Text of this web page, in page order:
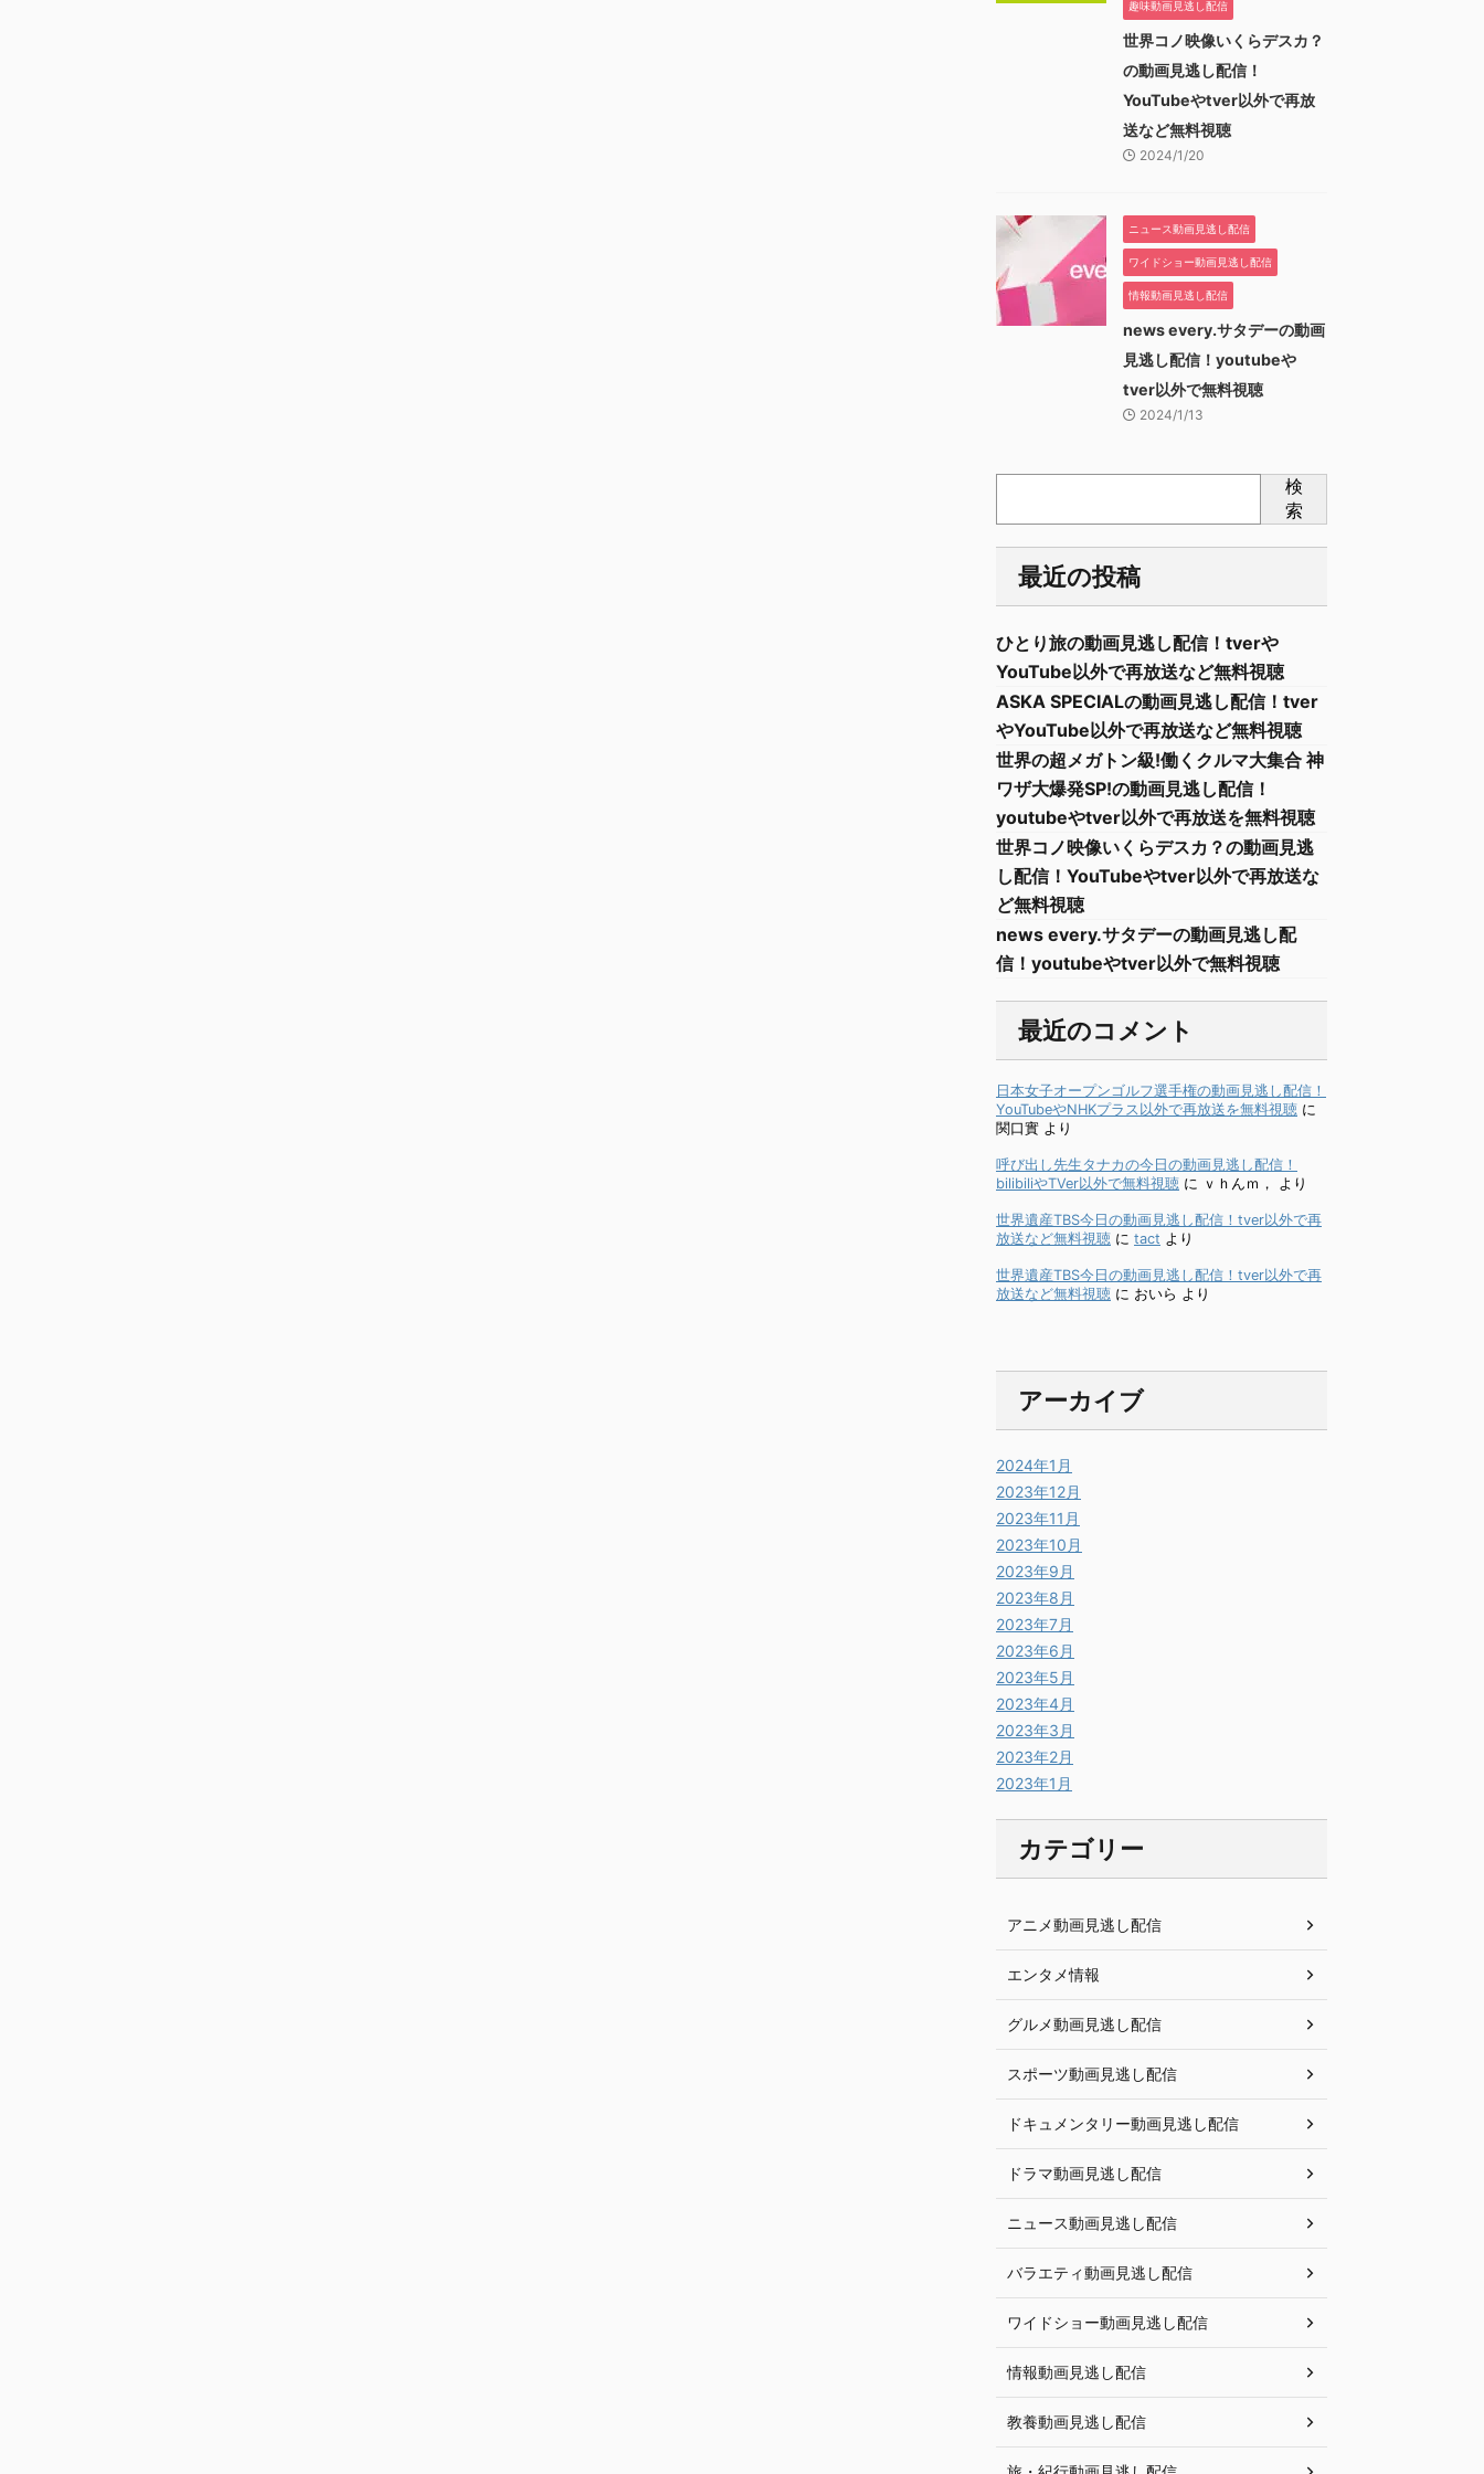
趣味動画見逃し配信
世界コノ映像いくらデスカ？
の動画見逃し配信！
YouTubeやtver以外で再放
送など無料視聴
2024/1/20
ニュース動画見逃し配信
ワイドショー動画見逃し配信
情報動画見逃し配信
news every.サタデーの動画
見逃し配信！youtubeや
tver以外で無料視聴
2024/1/13
検
索
最近の投稿
ひとり旅の動画見逃し配信！tverや
YouTube以外で再放送など無料視聴
ASKA SPECIALの動画見逃し配信！tver
やYouTube以外で再放送など無料視聴
世界の超メガトン級!働くクルマ大集合 神
ワザ大爆発SP!の動画見逃し配信！
youtubeやtver以外で再放送を無料視聴
世界コノ映像いくらデスカ？の動画見逃
し配信！YouTubeやtver以外で再放送な
ど無料視聴
news every.サタデーの動画見逃し配
信！youtubeやtver以外で無料視聴
最近のコメント
日本女子オープンゴルフ選手権の動画見逃し配信！
YouTubeやNHKプラス以外で再放送を無料視聴 に
関口實 より
呼び出し先生タナカの今日の動画見逃し配信！
bilibiliやTVer以外で無料視聴 に ｖｈんｍ， より
世界遺産TBS今日の動画見逃し配信！tver以外で再
放送など無料視聴 に tact より
世界遺産TBS今日の動画見逃し配信！tver以外で再
放送など無料視聴 に おいら より
アーカイブ
2024年1月
2023年12月
2023年11月
2023年10月
2023年9月
2023年8月
2023年7月
2023年6月
2023年5月
2023年4月
2023年3月
2023年2月
2023年1月
カテゴリー
アニメ動画見逃し配信
エンタメ情報
グルメ動画見逃し配信
スポーツ動画見逃し配信
ドキュメンタリー動画見逃し配信
ドラマ動画見逃し配信
ニュース動画見逃し配信
バラエティ動画見逃し配信
ワイドショー動画見逃し配信
情報動画見逃し配信
教養動画見逃し配信